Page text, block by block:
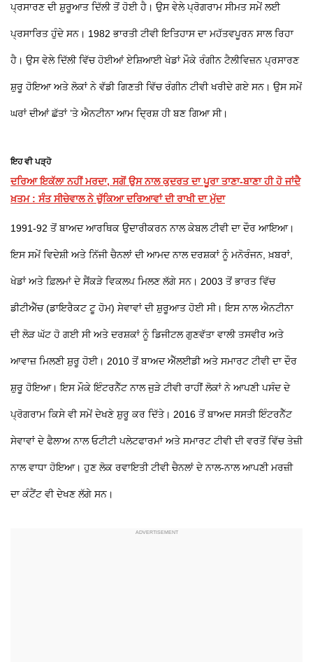
ਪ੍ਰਸਾਰਣ ਦੀ ਸ਼ੁਰੂਆਤ ਦਿੱਲੀ ਤੋਂ ਹੋਈ ਹੈ। ਉਸ ਵੇਲੇ ਪ੍ਰੋਗਰਾਮ ਸੀਮਤ ਸਮੇਂ ਲਈ
ਪ੍ਰਸਾਰਿਤ ਹੁੰਦੇ ਸਨ। 1982 ਭਾਰਤੀ ਟੀਵੀ ਇਤਿਹਾਸ ਦਾ ਮਹੱਤਵਪੂਰਨ ਸਾਲ ਰਿਹਾ
ਹੈ। ਉਸ ਵੇਲੇ ਦਿੱਲੀ ਵਿੱਚ ਹੋਈਆਂ ਏਸ਼ਿਆਈ ਖੇਡਾਂ ਮੌਕੇ ਰੰਗੀਨ ਟੈਲੀਵਿਜ਼ਨ ਪ੍ਰਸਾਰਣ
ਸ਼ੁਰੂ ਹੋਇਆ ਅਤੇ ਲੋਕਾਂ ਨੇ ਵੱਡੀ ਗਿਣਤੀ ਵਿੱਚ ਰੰਗੀਨ ਟੀਵੀ ਖਰੀਦੇ ਗਏ ਸਨ। ਉਸ ਸਮੇਂ
ਘਰਾਂ ਦੀਆਂ ਛੱਤਾਂ ’ਤੇ ਐਨਟੀਨਾ ਆਮ ਦ੍ਰਿਸ਼ ਹੀ ਬਣ ਗਿਆ ਸੀ।
ਇਹ ਵੀ ਪੜ੍ਹੋ
ਦਰਿਆ ਇਕੱਲਾ ਨਹੀਂ ਮਰਦਾ, ਸਗੋਂ ਉਸ ਨਾਲ ਕੁਦਰਤ ਦਾ ਪੂਰਾ ਤਾਣਾ-ਬਾਣਾ ਹੀ ਹੋ ਜਾਂਦੈ
ਖ਼ਤਮ : ਸੰਤ ਸੀਚੇਵਾਲ ਨੇ ਚੁੱਕਿਆ ਦਰਿਆਵਾਂ ਦੀ ਰਾਖੀ ਦਾ ਮੁੱਦਾ
1991-92 ਤੋਂ ਬਾਅਦ ਆਰਥਿਕ ਉਦਾਰੀਕਰਨ ਨਾਲ ਕੇਬਲ ਟੀਵੀ ਦਾ ਦੌਰ ਆਇਆ।
ਇਸ ਸਮੇਂ ਵਿਦੇਸ਼ੀ ਅਤੇ ਨਿੱਜੀ ਚੈਨਲਾਂ ਦੀ ਆਮਦ ਨਾਲ ਦਰਸ਼ਕਾਂ ਨੂੰ ਮਨੋਰੰਜਨ, ਖ਼ਬਰਾਂ,
ਖੇਡਾਂ ਅਤੇ ਫ਼ਿਲਮਾਂ ਦੇ ਸੈਂਕੜੇ ਵਿਕਲਪ ਮਿਲਣ ਲੱਗੇ ਸਨ। 2003 ਤੋਂ ਭਾਰਤ ਵਿੱਚ
ਡੀਟੀਐੱਚ (ਡਾਇਰੈਕਟ ਟੂ ਹੋਮ) ਸੇਵਾਵਾਂ ਦੀ ਸ਼ੁਰੂਆਤ ਹੋਈ ਸੀ। ਇਸ ਨਾਲ ਐਨਟੀਨਾ
ਦੀ ਲੋੜ ਘੱਟ ਹੋ ਗਈ ਸੀ ਅਤੇ ਦਰਸ਼ਕਾਂ ਨੂੰ ਡਿਜੀਟਲ ਗੁਣਵੱਤਾ ਵਾਲੀ ਤਸਵੀਰ ਅਤੇ
ਆਵਾਜ਼ ਮਿਲਣੀ ਸ਼ੁਰੂ ਹੋਈ। 2010 ਤੋਂ ਬਾਅਦ ਐੱਲਈਡੀ ਅਤੇ ਸਮਾਰਟ ਟੀਵੀ ਦਾ ਦੌਰ
ਸ਼ੁਰੂ ਹੋਇਆ। ਇਸ ਮੌਕੇ ਇੰਟਰਨੈੱਟ ਨਾਲ ਜੁੜੇ ਟੀਵੀ ਰਾਹੀਂ ਲੋਕਾਂ ਨੇ ਆਪਣੀ ਪਸੰਦ ਦੇ
ਪ੍ਰੋਗਰਾਮ ਕਿਸੇ ਵੀ ਸਮੇਂ ਦੇਖਣੇ ਸ਼ੁਰੂ ਕਰ ਦਿੱਤੇ। 2016 ਤੋਂ ਬਾਅਦ ਸਸਤੀ ਇੰਟਰਨੈੱਟ
ਸੇਵਾਵਾਂ ਦੇ ਫੈਲਾਅ ਨਾਲ ਓਟੀਟੀ ਪਲੇਟਫਾਰਮਾਂ ਅਤੇ ਸਮਾਰਟ ਟੀਵੀ ਦੀ ਵਰਤੋਂ ਵਿੱਚ ਤੇਜ਼ੀ
ਨਾਲ ਵਾਧਾ ਹੋਇਆ। ਹੁਣ ਲੋਕ ਰਵਾਇਤੀ ਟੀਵੀ ਚੈਨਲਾਂ ਦੇ ਨਾਲ-ਨਾਲ ਆਪਣੀ ਮਰਜ਼ੀ
ਦਾ ਕੰਟੈਂਟ ਵੀ ਦੇਖਣ ਲੱਗੇ ਸਨ।